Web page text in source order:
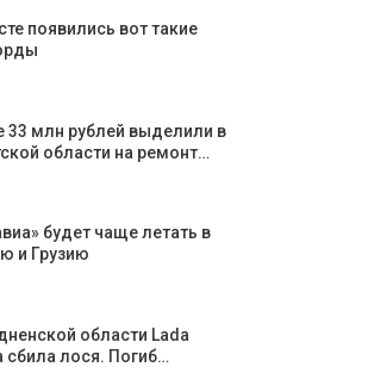
появились вот такие
33 млн рублей выделили в
области на ремонт…
будет чаще летать в
и Грузию
области Lada
сбила лося. Погиб…